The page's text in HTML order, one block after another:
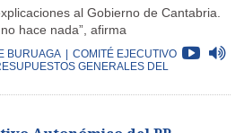
al Gobierno de Cantabria.
hace nada”, afirma
BURUAGA
COMITÉ EJECUTIVO
GENERALES DEL